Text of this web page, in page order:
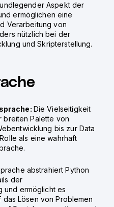
Aspekt der
ermöglichen eine
Verarbeitung von
nützlich bei der
und Skripterstellung.
Die Vielseitigkeit
breiten Palette von
bis zur Data
als eine wahrhaft
abstrahiert Python
der
und ermöglicht es
das Lösen von Problemen